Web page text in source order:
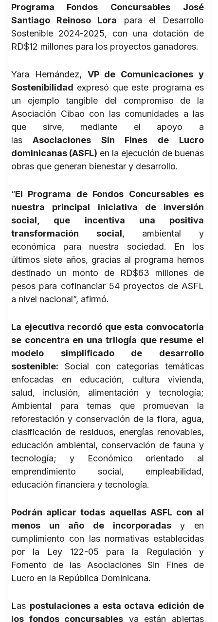
Programa Fondos Concursables
José
Santiago Reinoso Lora para el Desarrollo
Sostenible 2024-2025, con una dotación de
RD$12 millones para los proyectos ganadores.
Yara Hernández, VP de Comunicaciones y
Sostenibilidad expresó que este programa es
un ejemplo tangible del compromiso de la
Asociación Cibao con las comunidades a las
que sirve, mediante el apoyo a
las Asociaciones Sin Fines de Lucro
dominicanas (ASFL) en la ejecución de buenas
obras que generan bienestar y desarrollo.
“El Programa de Fondos Concursables es
nuestra principal iniciativa de inversión
social, que incentiva una positiva
transformación social, ambiental y
económica para nuestra sociedad. En los
últimos siete años, gracias al programa hemos
destinado un monto de RD$63 millones de
pesos para cofinanciar 54 proyectos de ASFL
a nivel nacional”, afirmó.
La ejecutiva recordó que esta convocatoria
se concentra en una trilogía que resume el
modelo simplificado de desarrollo
sostenible: Social con categorías temáticas
enfocadas en educación, cultura vivienda,
salud, inclusión, alimentación y tecnología;
Ambiental para temas que promuevan la
reforestación y conservación de la flora, agua,
clasificación de residuos, energías renovables,
educación ambiental, conservación de fauna y
tecnología; y Económico orientado al
emprendimiento social, empleabilidad,
educación financiera y tecnología.
Podrán aplicar todas aquellas ASFL con al
menos un año de incorporadasy en
cumplimiento con las normativas establecidas
por la Ley 122-05 para la Regulación y
Fomento de las Asociaciones Sin Fines de
Lucro en la República Dominicana.
Las postulaciones a esta octava edición de
los fondos concursables ya están abiertas